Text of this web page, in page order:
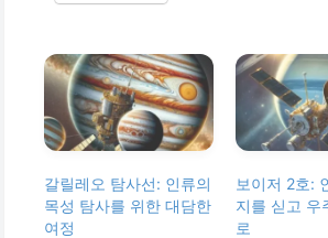
갈릴레오 탐사선: 인류의
목성 탐사를 위한 대담한
여정
보이저 2호:
지를 싣고 우
로